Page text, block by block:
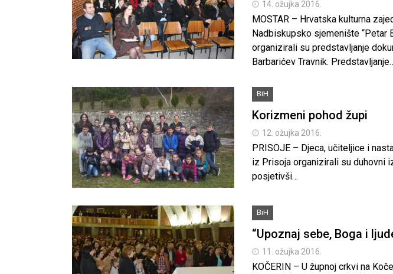
14. ožujka 2016.
MOSTAR – Hrvatska kulturna
Nadbiskupsko sjemenište “Petar
organizirali su predstavljanje
Barbarićev Travnik.
BiH
Korizmeni pohod župi
12. ožujka 2016.
PRISOJE – Djeca, učiteljice i
iz Prisoja organizirali su duhovni
posjetivši…
BiH
“Upoznaj sebe, Boga i
11. ožujka 2016.
KOČERIN – U župnoj crkvi na